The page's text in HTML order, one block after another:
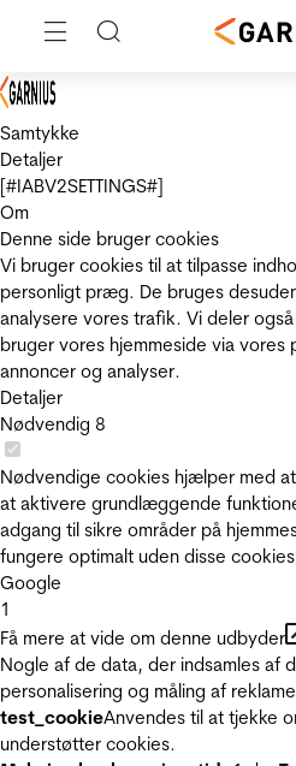
Samtykke
Detaljer
[#IABV2SETTINGS#]
Om
Denne side bruger cookies
Vi bruger cookies til at tilpasse
personligt præg. De bruges
analysere vores trafik. Vi deler
bruger vores hjemmeside via
annoncer og analyser.
Detaljer
Nødvendig 8
Nødvendige cookies hjælper med
at aktivere grundlæggende
adgang til sikre områder på
fungere optimalt uden disse
Google
1
Få mere at vide om denne udbyder
Nogle af de data, der indsamles af
personalisering og måling af
test_cookieAnvendes til at tjekke
understøtter cookies.